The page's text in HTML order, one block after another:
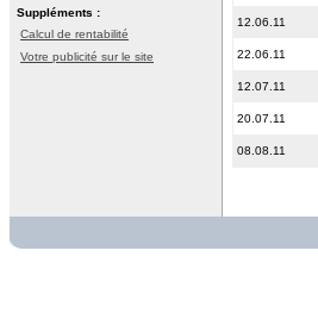
Suppléments :
Calcul de rentabilité
Votre publicité sur le site
12.06.11
22.06.11
12.07.11
20.07.11
08.08.11